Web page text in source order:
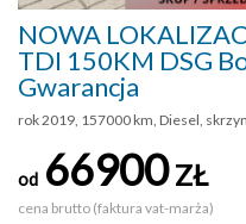
NOWA
TDI 150KM DSG
Gwarancja
rok 2019, 157000 km, Diesel,
od 66900ZŁ
cena brutto (faktura vat-marża)